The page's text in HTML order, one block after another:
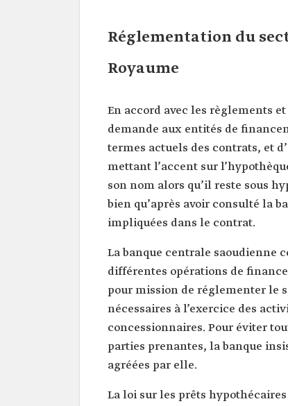
Réglementation du
Royaume
En accord avec les règlements
demande aux entités de
termes actuels des contrats, et
mettant l’accent sur
son nom alors qu’il reste sous
bien qu’après avoir consulté la
impliquées dans le contrat.
La banque centrale saoudienne
différentes opérations de
pour mission de réglementer le
nécessaires à l’exercice des
concessionnaires. Pour éviter
parties prenantes, la banque
agréées par elle.
La loi sur les prêts